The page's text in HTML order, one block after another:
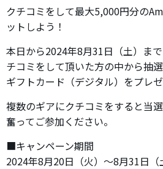
クチコミをして最大5,000円分の
ットしよう！
本日から2024年8月31日（土）ま
チコミをして頂いた方の中から抽
ギフトカード（デジタル）をプレゼ
複数のギアにクチコミをすると当
奮ってご参加ください。
■キャンペーン期間
2024年8月20日（火）～8月31日